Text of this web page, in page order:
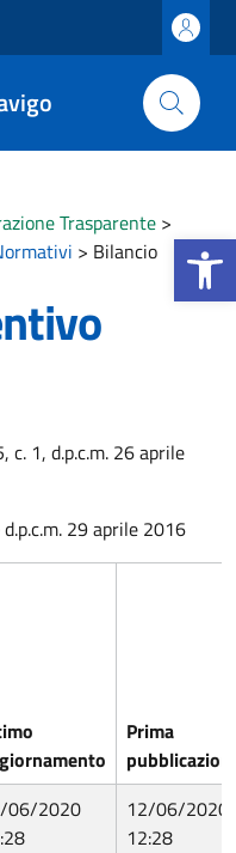
Apri la
Trasparente >
> Bilancio
1, d.p.c.m. 26 aprile
29 aprile 2016
Prima
06/2020
12/06/2020
12:28